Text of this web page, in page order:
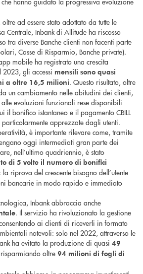
ad essere stato adottato da tutte le
Centrale, Inbank di Allitude ha riscosso
tra diverse Banche clienti non facenti parte
Casse di Risparmio, Banche private).
mobile ha registrato una crescita
2023, gli accessi mensili sono quasi
a oltre 16,5 milioni. Questo risultato, oltre
un cambiamento nelle abitudini dei clienti,
evoluzioni funzionali rese disponibili
il bonifico istantaneo e il pagamento CBILL
apprezzate dagli utenti.
è importante rilevare come, tramite
oggi intermediati gran parte dei
nell’ultimo quadriennio, è stato
di 5 volte il numero di bonifici
: la riprova del crescente bisogno dell’utente
bancarie in modo rapido e immediato
Inbank abbraccia anche
. Il servizio ha rivoluzionato la gestione
ai clienti di riceverli in formato
notevoli: solo nel 2022, attraverso le
ha evitato la produzione di quasi 49
oltre 94 milioni di fogli di